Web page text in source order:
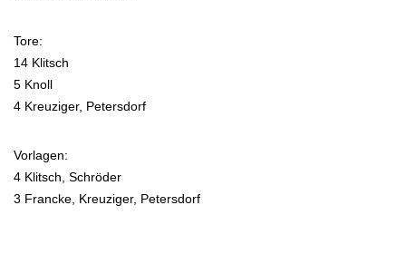
Tore:
14 Klitsch
5 Knoll
4 Kreuziger, Petersdorf
Vorlagen:
4 Klitsch, Schröder
3 Francke, Kreuziger, Petersdorf